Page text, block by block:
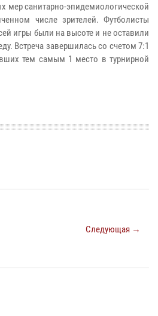
мер санитарно-эпидемиологической
числе зрителей. Футболисты
игры были на высоте и не оставили
Встреча завершилась со счетом 7:1
тем самым 1 место в турнирной
Следующая →